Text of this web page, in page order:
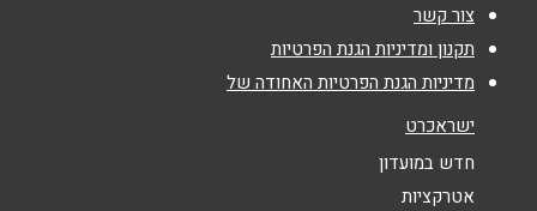
נושא*
אנא חזרו אלי בקשר ל...
אל שגור
046111145
צור קשר
תקנון ומדיניות הגנת הפרטיות
מדיניות הגנת הפרטיות האחודה של
ישראכרט
חדש במועדון
אטרקציות